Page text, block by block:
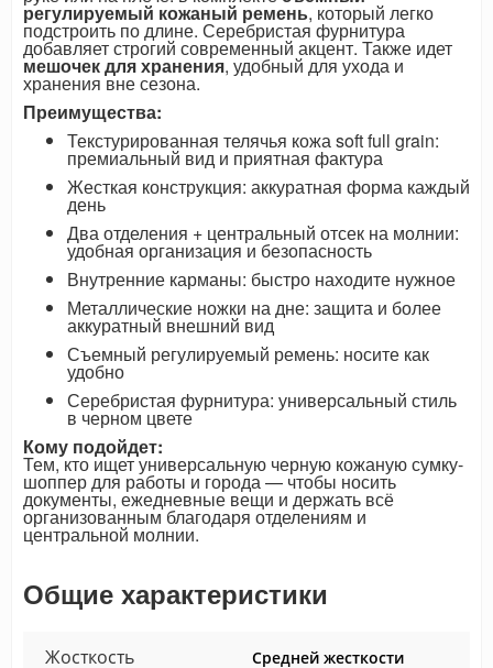
регулируемый кожаный ремень, который легко
подстроить по длине. Серебристая фурнитура
добавляет строгий современный акцент. Также идет
мешочек для хранения, удобный для ухода и
хранения вне сезона.
Преимущества:
Текстурированная телячья кожа soft full grain:
премиальный вид и приятная фактура
Жесткая конструкция: аккуратная форма каждый
день
Два отделения + центральный отсек на молнии:
удобная организация и безопасность
Внутренние карманы: быстро находите нужное
Металлические ножки на дне: защита и более
аккуратный внешний вид
Съемный регулируемый ремень: носите как
удобно
Серебристая фурнитура: универсальный стиль
в черном цвете
Кому подойдет:
Тем, кто ищет универсальную черную кожаную сумку-
шоппер для работы и города — чтобы носить
документы, ежедневные вещи и держать всё
организованным благодаря отделениям и
центральной молнии.
Общие характеристики
Жосткость Средней жесткости